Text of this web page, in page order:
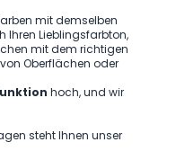
mit demselben
Ihren Lieblingsfarbton,
mit dem richtigen
Oberflächen oder
hoch, und wir
steht Ihnen unser